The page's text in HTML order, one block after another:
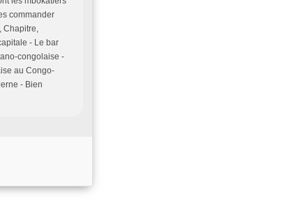
commander
Chapitre,
- Le bar
congolaise -
au Congo-
- Bien